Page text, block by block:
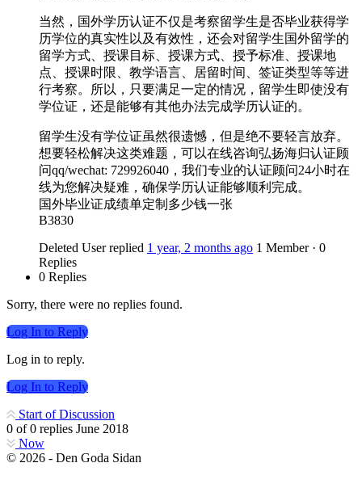
当然，国外学历认证不仅是考察留学生是否毕业获得学
历学位的真实性以及有效性，还会对留学生国外留学的
留学方式、授课目标、授课方式、授予标准、授课地
点、授课时限、教学语言、居留时间、签证类型等等进
行考察。所以，只要满足一定的情况，留学生即使没有
学位证，还是能够有其他办法完成学历认证的。
留学生没有学位证虽然很遗憾，但是绝不要轻言放弃。
想要轻松解决这类难题，可以在线咨询弘扬海归认证顾
问qq/wechat: 729926040，我们专业的认证顾问24小时在
线为您解决疑难，确保学历认证能够顺利完成。
国外毕业证成绩单定制多少钱一张
B3830
Deleted User replied 1 year, 2 months ago 1 Member · 0
Replies
0 Replies
Sorry, there were no replies found.
Log In to Reply
Log in to reply.
Log In to Reply
Start of Discussion
0 of0 replies June 2018
Now
© 2026 - Den Goda Sidan